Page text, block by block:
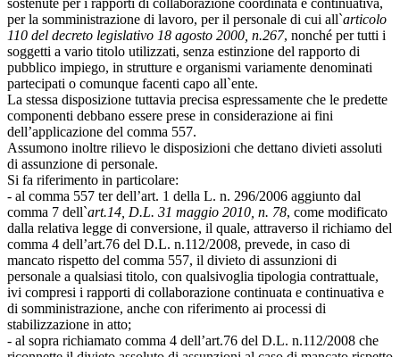
per la somministrazione di lavoro, per il personale di cui all`articolo
110 del decreto legislativo 18 agosto 2000, n.267, nonché per tutti i
soggetti a vario titolo utilizzati, senza estinzione del rapporto di
pubblico impiego, in strutture e organismi variamente denominati
partecipati o comunque facenti capo all`ente.
La stessa disposizione tuttavia precisa espressamente che le predette
componenti debbano essere prese in considerazione ai fini
dell’applicazione del comma 557.
Assumono inoltre rilievo le disposizioni che dettano divieti assoluti
di assunzione di personale.
Si fa riferimento in particolare:
- al comma 557 ter dell’art. 1 della L. n. 296/2006 aggiunto dal
comma 7 dell`art.14, D.L. 31 maggio 2010, n. 78, come modificato
dalla relativa legge di conversione, il quale, attraverso il richiamo del
comma 4 dell’art.76 del D.L. n.112/2008, prevede, in caso di
mancato rispetto del comma 557, il divieto di assunzioni di
personale a qualsiasi titolo, con qualsivoglia tipologia contrattuale,
ivi compresi i rapporti di collaborazione continuata e continuativa e
di somministrazione, anche con riferimento ai processi di
stabilizzazione in atto;
- al sopra richiamato comma 4 dell’art.76 del D.L. n.112/2008 che